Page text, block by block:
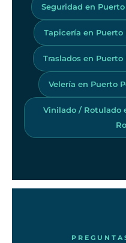
Seguridad en
Tapicería en Puerto
Traslados en
Velería en Puerto
Vinilado / Rotulado